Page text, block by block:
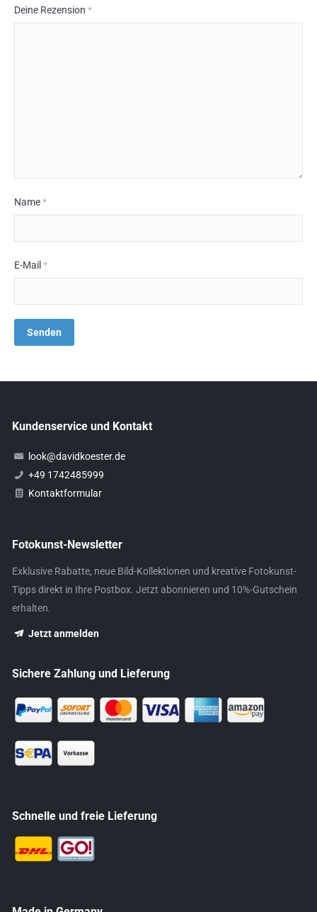
Deine Rezension *
Name*
E-Mail *
Kundenservice und Kontakt
look@davidkoester.de
+49 1742485999
Kontaktformular
Fotokunst-Newsletter
Exklusive Rabatte, neue Bild-Kollektionen und kreative Fotokunst-
Tipps direkt in Ihre Postbox. Jetzt abonnieren und 10%-Gutschein
erhalten.
Jetzt anmelden
Sichere Zahlung und Lieferung
Schnelle und freie Lieferung